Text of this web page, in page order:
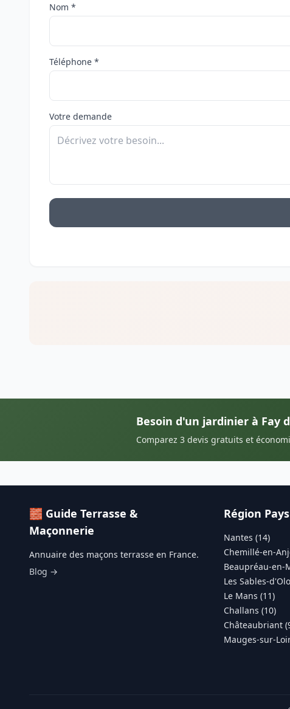
Nom *
Téléphone *
Votre demande
Besoin d'un jardinier à Fay
Comparez 3 devis gratuits et
🧱 Guide Terrasse &
Maçonnerie
Annuaire des maçons terrasse en France.
Blog →
Région
Nantes (14)
Chemillé-en-
Beaupréau-en-
Les Sables-
Le Mans (11)
Challans (10)
Châteaubriant
Mauges-sur-